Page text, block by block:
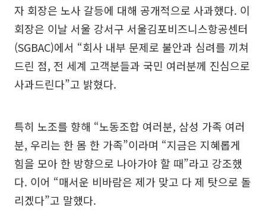
자 회장은 노사 갈등에 대해 공개적으로 사과했다. 이
회장은 이날 서울 강서구 서울김포비즈니스항공센터
(SGBAC)에서 “회사 내부 문제로 불안과 심려를 끼쳐
드린 점, 전 세계 고객분들과 국민 여러분께 진심으로
사과드린다”고 밝혔다.
특히 노조를 향해 “노동조합 여러분, 삼성 가족 여러
분, 우리는 한 몸 한 가족”이라며 “지금은 지혜롭게
힘을 모아 한 방향으로 나아가야 할 때”라고 강조했
다. 이어 “매서운 비바람은 제가 맞고 다 제 탓으로 돌
리겠다”고 말했다.